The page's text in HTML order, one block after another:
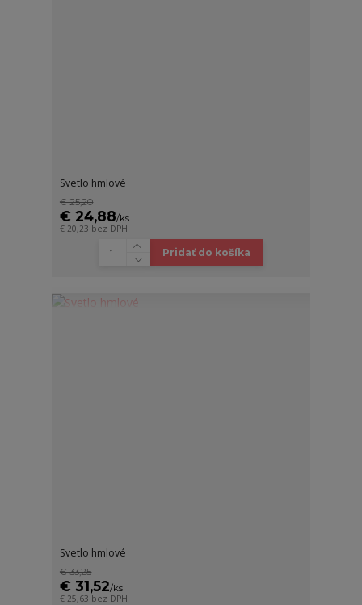
Svetlo hmlové
€ 25,20
€ 24,88/ks
€ 20,23 bez DPH
Pridať do košíka
Svetlo hmlové
€ 33,25
€ 31,52/ks
€ 25,63 bez DPH